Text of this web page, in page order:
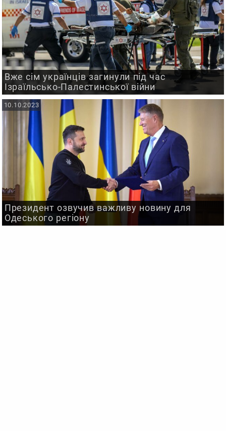
Вже сім українців загинули під час
Ізраїльсько-Палестинської війни
Президент озвучив важливу новину для
Одеського регіону
10.10.2023